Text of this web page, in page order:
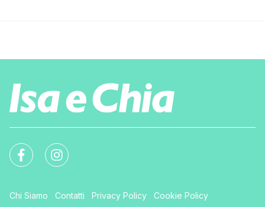
Chi Siamo Contatti Privacy Policy
Cookie Policy